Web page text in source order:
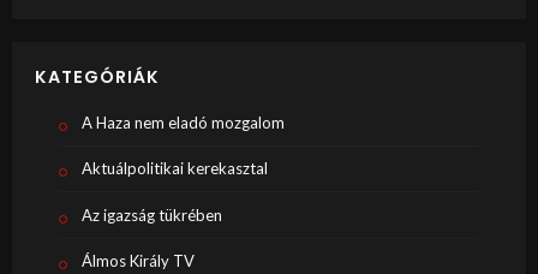
KATEGÓRIÁK
A Haza nem eladó mozgalom
Aktuálpolitikai kerekasztal
Az igazság tükrében
Álmos Király TV